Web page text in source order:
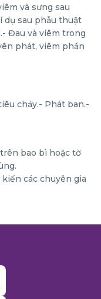
và sưng sau
dụ sau phẫu thuật
Đau và viêm trong
phát, viêm phần
chảy.- Phát ban.-
bao bì hoặc tờ
các chuyên gia